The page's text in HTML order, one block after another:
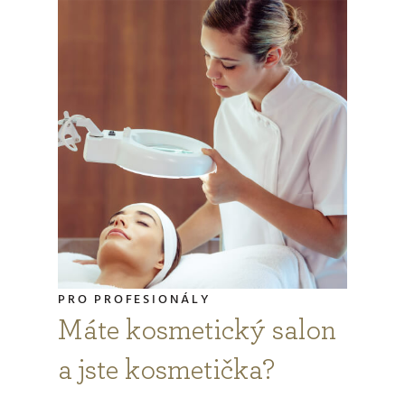
PRO PROFESIONÁLY
Máte kosmetický salon
a jste kosmetička?